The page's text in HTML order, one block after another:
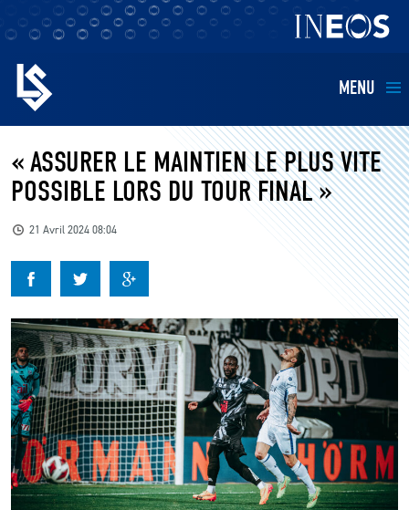
MENU
EQUIPES
BILLETTERIE
KIDS
BUSINESS
RESTAURATION
CLUB
CONTACT
« ASSURER LE MAINTIEN LE PLUS VITE
POSSIBLE LORS DU TOUR FINAL »
21 Avril 2024 08:04